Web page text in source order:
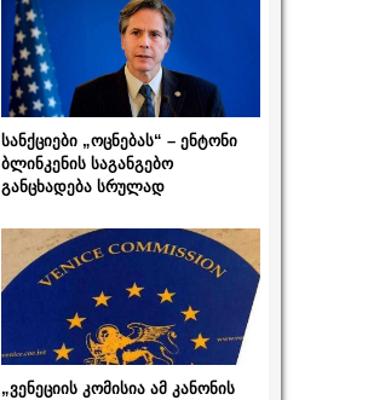
სანქციები „ოცნებას“ – ენტონი
ბლინკენის საგანგებო
განცხადება სრულად
„ვენეციის კომისია ამ კანონის